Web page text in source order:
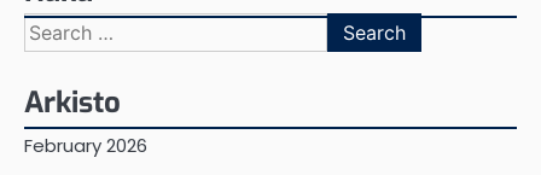
Search
for:
Arkisto
February 2026